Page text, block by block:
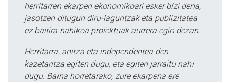
herritarren ekarpen ekonomikoari esker bizi dena,
jasotzen ditugun diru-laguntzak eta publizitatea
ez baitira nahikoa proiektuak aurrera egin dezan.
Herritarra, anitza eta independentea den
kazetaritza egiten dugu, eta egiten jarraitu nahi
dugu. Baina horretarako, zure ekarpena ere